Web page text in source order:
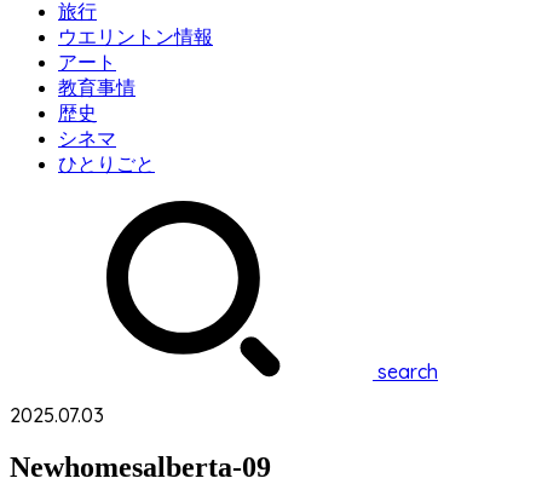
旅行
ウエリントン情報
アート
教育事情
歴史
シネマ
ひとりごと
search
2025.07.03
Newhomesalberta-09